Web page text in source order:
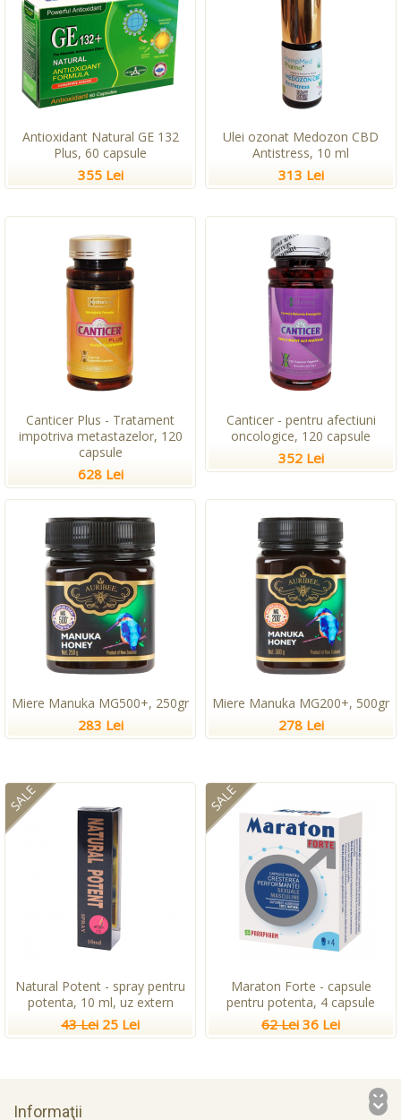
Antioxidant Natural GE 132
Plus, 60 capsule
355 Lei
Ulei ozonat Medozon CBD
Antistress, 10 ml
313 Lei
Canticer Plus - Tratament
impotriva metastazelor, 120
capsule
628 Lei
Canticer - pentru afectiuni
oncologice, 120 capsule
352 Lei
Miere Manuka MG500+, 250gr
283 Lei
Miere Manuka MG200+, 500gr
278 Lei
SALE
Natural Potent - spray pentru
potenta, 10 ml, uz extern
43 Lei 25 Lei
SALE
Maraton Forte - capsule
pentru potenta, 4 capsule
62 Lei 36 Lei
Informaţii